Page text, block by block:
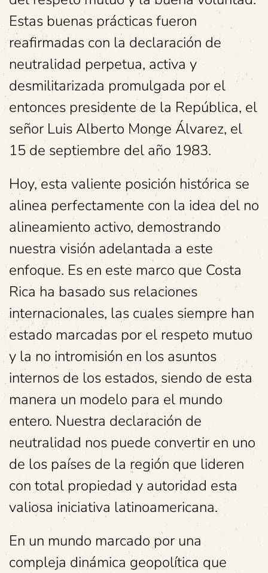
Estas buenas prácticas fueron
reafirmadas con la declaración de
neutralidad perpetua, activa y
desmilitarizada promulgada por el
entonces presidente de la República, el
señor Luis Alberto Monge Álvarez, el
15 de septiembre del año 1983.
Hoy, esta valiente posición histórica se
alinea perfectamente con la idea del no
alineamiento activo, demostrando
nuestra visión adelantada a este
enfoque. Es en este marco que Costa
Rica ha basado sus relaciones
internacionales, las cuales siempre han
estado marcadas por el respeto mutuo
y la no intromisión en los asuntos
internos de los estados, siendo de esta
manera un modelo para el mundo
entero. Nuestra declaración de
neutralidad nos puede convertir en uno
de los países de la región que lideren
con total propiedad y autoridad esta
valiosa iniciativa latinoamericana.
En un mundo marcado por una
compleja dinámica geopolítica que